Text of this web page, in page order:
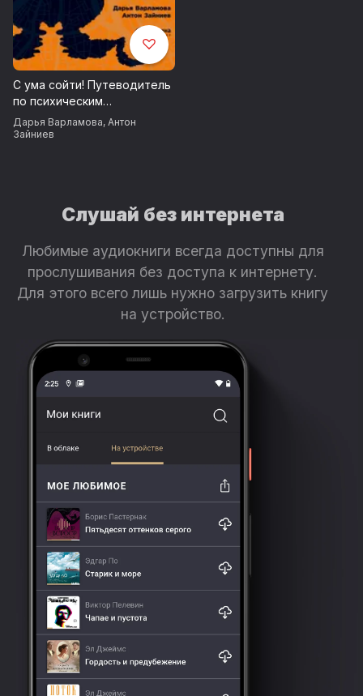
С ума сойти! Путеводитель
по психическим
расстройствам для жителя
большого города
Дарья Варламова, Антон
Зайниев
Слушай без интернета
Любимые аудиокниги всегда доступны для
прослушивания без доступа к интернету.
Для этого всего лишь нужно загрузить книгу
на устройство.